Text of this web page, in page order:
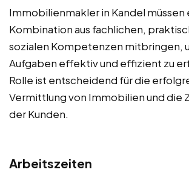
Immobilienmakler in Kandel müssen
Kombination aus fachlichen,
sozialen Kompetenzen mitbringen,
Aufgaben effektiv und effizient zu
Rolle ist entscheidend für die
Vermittlung von Immobilien und die
der Kunden.
Arbeitszeiten